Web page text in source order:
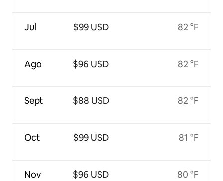
Jul
Ago
Sept
Oct
Nov
$99 USD
$96 USD
$88 USD
$99 USD
$96 USD
82 °F
82 °F
82 °F
81 °F
80 °F